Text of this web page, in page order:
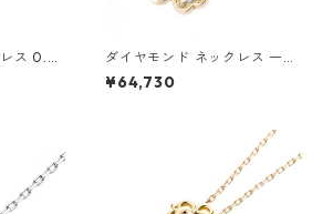
ス 0.3c
0.3カ
ーフ ペ
ダイヤモンド ネックレス 一粒
0.014ct K18 イエローゴール
ド 四葉 クローバーモチーフ ペ
¥64,730